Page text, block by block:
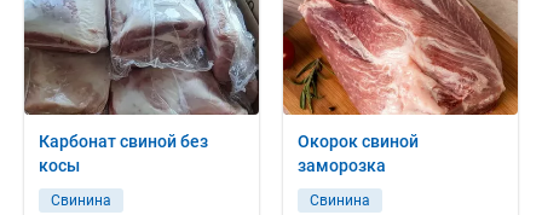
Карбонат свиной без
косы
Свинина
Окорок свиной
заморозка
Свинина